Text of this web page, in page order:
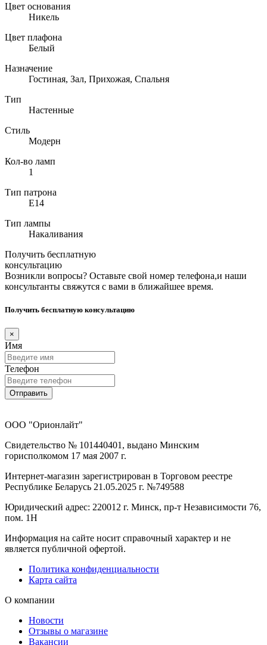
Цвет основания
Никель
Цвет плафона
Белый
Назначение
Гостиная, Зал, Прихожая, Спальня
Тип
Настенные
Стиль
Модерн
Кол-во ламп
1
Тип патрона
E14
Тип лампы
Накаливания
Получить бесплатную
консультацию
Возникли вопросы? Оставьте свой номер телефона,и наши
консультанты свяжутся с вами в ближайшее время.
Получить бесплатную консультацию
×
Имя
Телефон
Отправить
ООО "Орионлайт"
Свидетельство № 101440401, выдано Минским
горисполкомом 17 мая 2007 г.
Интернет-магазин зарегистрирован в Торговом реестре
Республике Беларусь 21.05.2025 г. №749588
Юридический адрес: 220012 г. Минск, пр-т Независимости 76,
пом. 1Н
Информация на сайте носит справочный характер и не
является публичной офертой.
Политика конфиденциальности
Карта сайта
О компании
Новости
Отзывы о магазине
Вакансии